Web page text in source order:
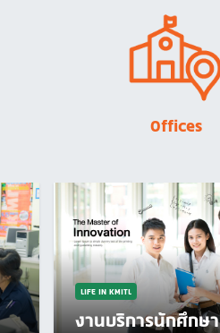
Offices
LIFE IN KMITL
งานบริการนักศึกษา